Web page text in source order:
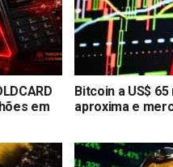
em
Bitcoin a US$
aproxima e